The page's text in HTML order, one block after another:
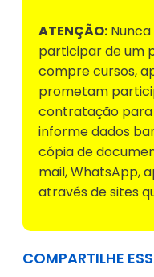
ATENÇÃO:
participar de um
compre cursos,
prometam
contratação para
informe dados
cópia de
mail, WhatsApp,
através de sites
COMPARTILHE